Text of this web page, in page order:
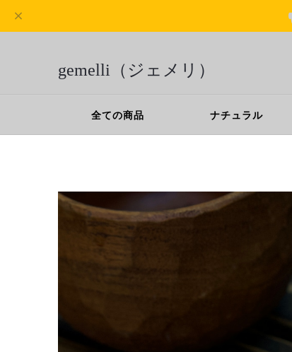
gemelli（ジェメリ）
全ての商品 ナチュラル